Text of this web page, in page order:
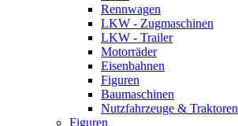
Rennwagen
LKW - Zugmaschinen
LKW - Trailer
Motorräder
Eisenbahnen
Figuren
Baumaschinen
Nutzfahrzeuge & Traktoren
Figuren